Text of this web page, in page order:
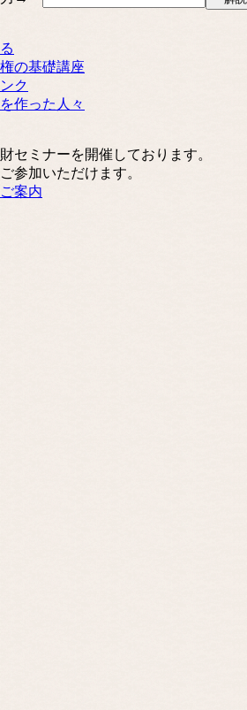
の基礎講座
ク
作った人々
セミナーを開催しております。
参加いただけます。
案内